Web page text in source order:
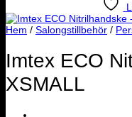
Hem / Salongstillbehör /
Imtex ECO
XSMALL